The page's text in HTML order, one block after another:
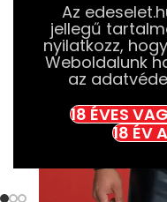
Az
jellegű
nyilatkozz,
Weboldalunk
az
18 ÉVES
18 ÉV